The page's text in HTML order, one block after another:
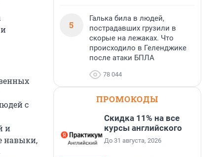
с
и
навыки,
5
Галька била в людей,
пострадавших грузили в
скорые на лежаках. Что
происходило в Геленджике
после атаки БПЛА
78 044
ПРОМОКОДЫ
Скидка 11% на все
курсы английского
До 31 августа, 2026